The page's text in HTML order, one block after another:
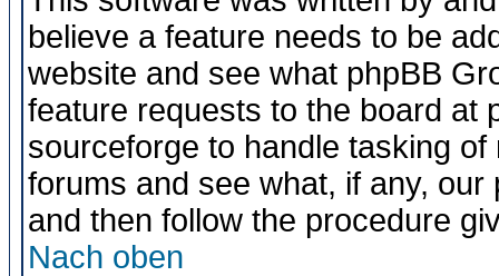
believe a feature needs to be
website and see what phpBB
feature requests to the board at
sourceforge to handle tasking
forums and see what, if any,
and then follow the procedure
Nach oben